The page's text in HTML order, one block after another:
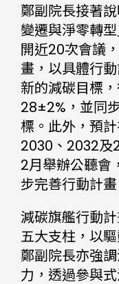
鄭副院長接著
變遷與淨零轉
開近20次會議
畫，以具體行
新的減碳目標
28±2%，並同
標。此外，預
2030、2032及
2月舉辦公聽會
步完善行動計畫
減碳旗艦行動
五大支柱，以
鄭副院長亦強
力，透過參與